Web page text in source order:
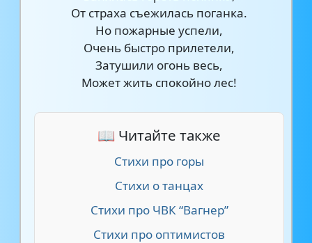
От страха съежилась поганка.
Но пожарные успели,
Очень быстро прилетели,
Затушили огонь весь,
Может жить спокойно лес!
📖 Читайте также
Стихи про горы
Стихи о танцах
Стихи про ЧВК “Вагнер”
Стихи про оптимистов